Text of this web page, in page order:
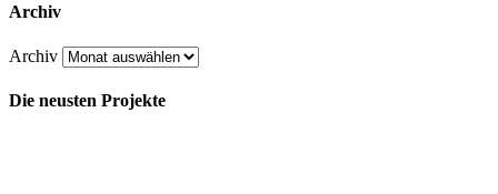
Archiv
Archiv
Die neusten Projekte